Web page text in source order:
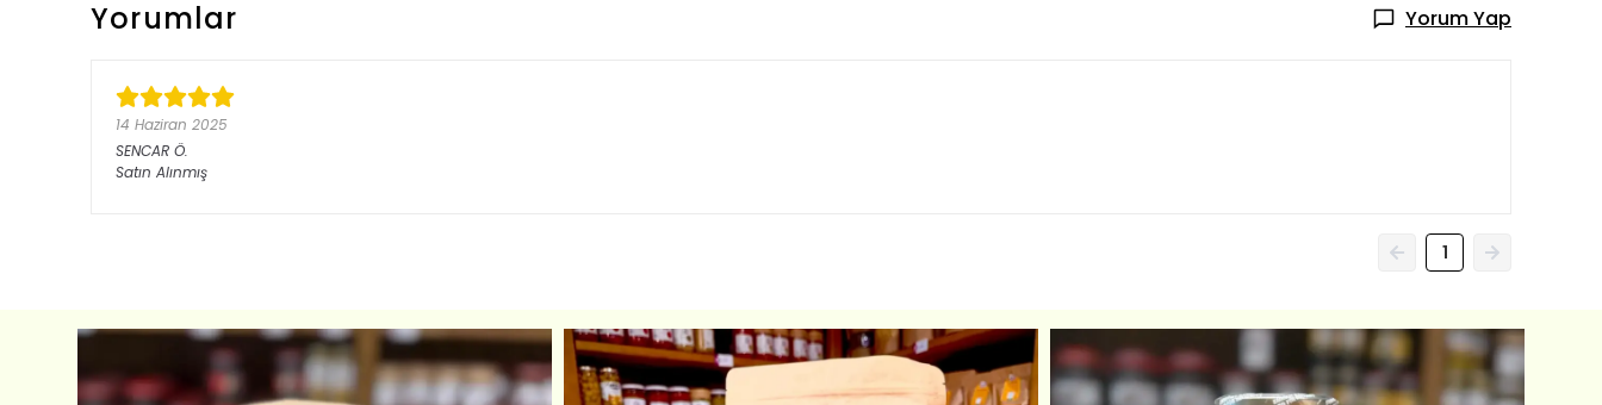
Yorumlar Yorum Yap
14 Haziran 2025
SENCAR Ö.
Satın Alınmış
1